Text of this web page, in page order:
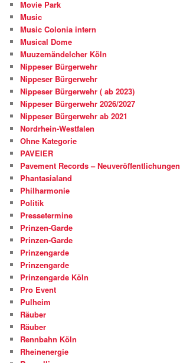
Movie Park
Music
Music Colonia intern
Musical Dome
Muuzemändelcher Köln
Nippeser Bürgerwehr
Nippeser Bürgerwehr
Nippeser Bürgerwehr ( ab 2023)
Nippeser Bürgerwehr 2026/2027
Nippeser Bürgerwehr ab 2021
Nordrhein-Westfalen
Ohne Kategorie
PAVEIER
Pavement Records – Neuveröffentlichungen
Phantasialand
Philharmonie
Politik
Pressetermine
Prinzen-Garde
Prinzen-Garde
Prinzengarde
Prinzengarde
Prinzengarde Köln
Pro Event
Pulheim
Räuber
Räuber
Rennbahn Köln
Rheinenergie